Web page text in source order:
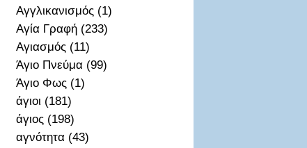
Αγγλικανισμός (1)
Αγία Γραφή (233)
Αγιασμός (11)
Άγιο Πνεύμα (99)
Άγιο Φως (1)
άγιοι (181)
άγιος (198)
αγνότητα (43)